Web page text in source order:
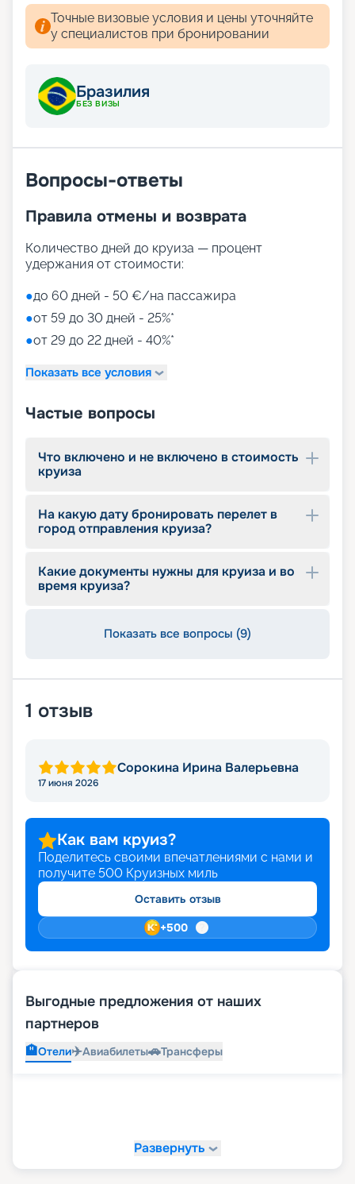
Точные визовые условия и цены уточняйте
у специалистов при бронировании
Бразилия
БЕЗ ВИЗЫ
Вопросы-ответы
Правила отмены и возврата
Количество дней до круиза — процент
удержания от стоимости:
●до 60 дней - 50 €/на пассажира
●от 59 до 30 дней - 25%*
●от 29 до 22 дней - 40%*
Показать все условия
Частые вопросы
Что включено и не включено в стоимость
круиза
На какую дату бронировать перелет в
город отправления круиза?
Какие документы нужны для круиза и во
время круиза?
Показать все вопросы (9)
1 отзыв
Сорокина Ирина Валерьевна
17 июня 2026
Как вам круиз?
Поделитесь своими впечатлениями с нами и
получите 500 Круизных миль
Оставить отзыв
+500
Выгодные предложения от наших
партнеров
🏨Отели✈️Авиабилеты🚗Трансферы
Развернуть